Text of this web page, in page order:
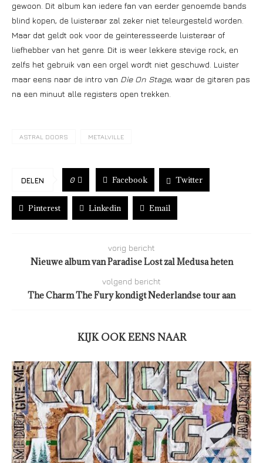
gewoon. Dit album kan iedere fan van eerder genoemde bands
blind kopen, de luisteraar zal zeker niet teleurgesteld worden.
Maar dat geldt ook voor de geïnteresseerde luisteraar of
liefhebber van het genre. Dit is weer lekkere stevige rock, en
zelfs het gebruik van een orgel wordt niet geschuwd. Luister
maar eens naar de intro van Die On Stage, waar de gitaren pas
na een minuut alle registers open trekken.
ASTRAL DOORS METALVILLE
DELEN 0 Facebook Twitter
Pinterest Linkedin Email
vorig bericht
Nieuwe album van Paradise Lost zal Medusa heten
volgend bericht
The Charm The Fury kondigt Nederlandse tour aan
KIJK OOK EENS NAAR